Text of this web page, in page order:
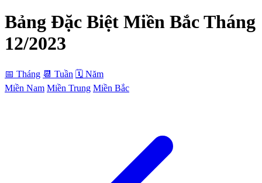
Bảng Đặc Biệt Miền BắcTháng
12/2023
📅 Tháng 📆 Tuần 🗓 Năm
Miền Nam Miền Trung Miền Bắc